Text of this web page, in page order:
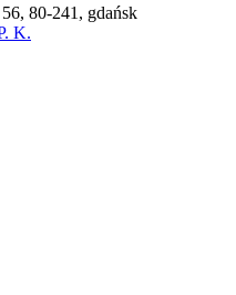
80-241, gdańsk
K.